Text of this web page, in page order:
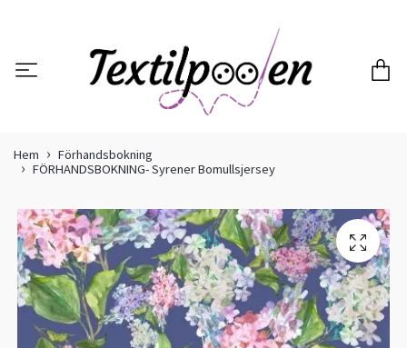
Hem
Förhandsbokning
FÖRHANDSBOKNING- Syrener Bomullsjersey